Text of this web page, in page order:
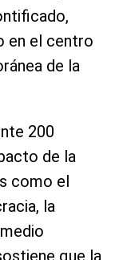
en el centro
de la
200
de la
como el
la
que la